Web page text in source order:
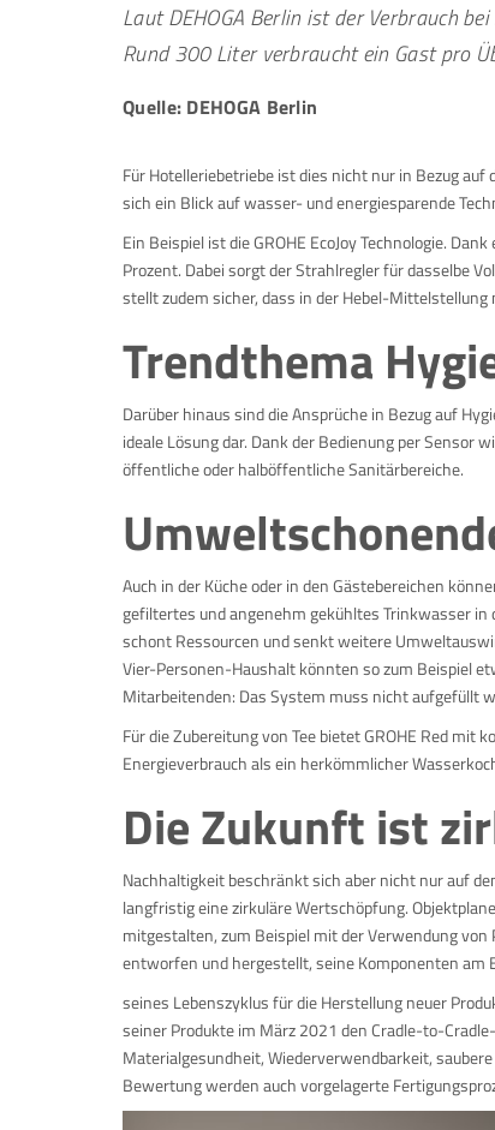
Laut DEHOGA Berlin ist der Verbrauch
Rund 300 Liter verbraucht ein Gast pro
Quelle: DEHOGA Berlin
Für Hotelleriebetriebe ist dies nicht nur in Bezug
sich ein Blick auf wasser- und energiesparende
Ein Beispiel ist die GROHE EcoJoy Technologie.
Prozent. Dabei sorgt der Strahlregler für dasselbe
stellt zudem sicher, dass in der Hebel-
Trendthema
Darüber hinaus sind die Ansprüche in Bezug auf
ideale Lösung dar. Dank der Bedienung per Sensor
öffentliche oder halböffentliche Sanitärbereiche.
Auch in der Küche oder in den Gästebereichen
gefiltertes und angenehm gekühltes Trinkwasser in
schont Ressourcen und senkt weitere
Vier-Personen-Haushalt könnten so zum Beispiel
Mitarbeitenden: Das System muss nicht aufgefüllt
Für die Zubereitung von Tee bietet GROHE Red
Energieverbrauch als ein herkömmlicher
Die Zukunft ist
Nachhaltigkeit beschränkt sich aber nicht nur auf
langfristig eine zirkuläre Wertschöpfung.
mitgestalten, zum Beispiel mit der Verwendung
entworfen und hergestellt, seine Komponenten am
seines Lebenszyklus für die Herstellung neuer
seiner Produkte im März 2021 den Cradle-to-
Materialgesundheit, Wiederverwendbarkeit,
Bewertung werden auch vorgelagerte